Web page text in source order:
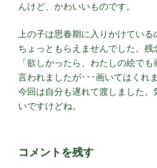
んけど、かわいいものです。
上の子は思春期に入りかけてい
ちょっともらえませんでした。残
「欲しかったら、わたしの絵で
言われましたが･･･画いてはくれ
今回は自分も遅れて渡しました。
いですけどね。
コメントを残す